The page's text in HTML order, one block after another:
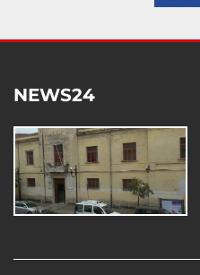
NEWS24